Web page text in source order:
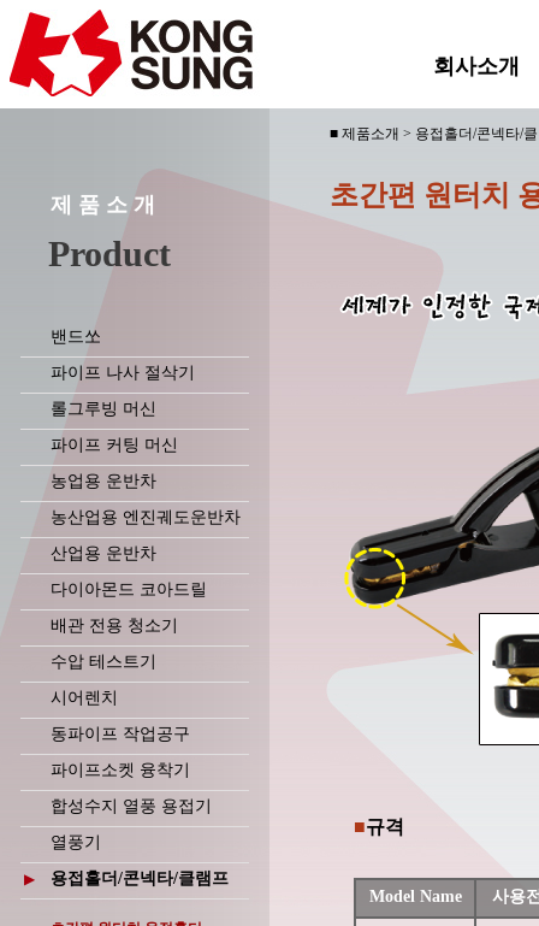
회사소개
제 품 소 개
Product
밴드쏘
파이프 나사 절삭기
롤그루빙 머신
파이프 커팅 머신
농업용 운반차
농산업용 엔진궤도운반차
산업용 운반차
다이아몬드 코아드릴
배관 전용 청소기
수압 테스트기
시어렌치
동파이프 작업공구
파이프소켓 융착기
합성수지 열풍 용접기
열풍기
▶ 용접홀더/콘넥타/클램프
■ 제품소개 > 용접홀더/콘넥타/
초간편 원터치
■규격
Model Name 사용